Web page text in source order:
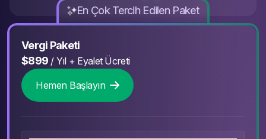
En Çok Tercih Edilen Paket
Vergi Paketi
$899 / Yıl + Eyalet Ücreti
Hemen Başlayın